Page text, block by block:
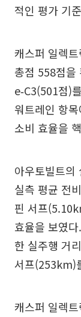
적인 평가 기
캐스퍼 일렉
총점 558점을
e‑C3(501점)
워트레인 항
소비 효율을
아우토빌트
실측 평균 전
핀 서프
효율을 보였
한 실주행 거
서프(253km)
캐스퍼 일렉